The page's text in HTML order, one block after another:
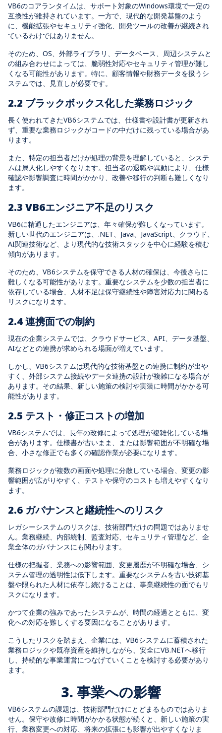
VB6のコアランタイムは、サポート対象のWindows環境で一定の
互換性が維持されています。一方で、現代的な開発基盤のよう
に、機能拡張やセキュリティ強化、開発ツールの改善が継続され
ているわけではありません。
そのため、OS、外部ライブラリ、データベース、周辺システムと
の組み合わせによっては、脆弱性対応やセキュリティ管理が難し
くなる可能性があります。特に、顧客情報や財務データを扱うシ
ステムでは、見直しが必要です。
2.2 ブラックボックス化した業務ロジック
長く使われてきたVB6システムでは、仕様書や設計書が更新され
ず、重要な業務ロジックがコードの中だけに残っている場合があ
ります。
また、特定の担当者だけが処理の背景を理解していると、システ
ムは属人化しやすくなります。担当者の退職や異動により、仕様
確認や影響調査に時間がかかり、改善や移行の判断も難しくなり
ます。
2.3 VB6エンジニア不足のリスク
VB6に精通したエンジニアは、年々確保が難しくなっています。
新しい世代のエンジニアは、.NET、Java、JavaScript、クラウド、
AI関連技術など、より現代的な技術スタックを中心に経験を積む
傾向があります。
そのため、VB6システムを保守できる人材の確保は、今後さらに
難しくなる可能性があります。重要なシステムを少数の担当者に
依存している場合、人材不足は保守継続性や障害対応力に関わる
リスクになります。
2.4 連携面での制約
現在の企業システムでは、クラウドサービス、API、データ基盤、
AIなどとの連携が求められる場面が増えています。
しかし、VB6システムは現代的な技術基盤との連携に制約が出や
すく、外部システム接続やデータ連携の設計が複雑になる場合が
あります。その結果、新しい施策の検討や実装に時間がかかる可
能性があります。
2.5 テスト・修正コストの増加
VB6システムでは、長年の改修によって処理が複雑化している場
合があります。仕様書が古いまま、または影響範囲が不明確な場
合、小さな修正でも多くの確認作業が必要になります。
業務ロジックが複数の画面や処理に分散している場合、変更の影
響範囲が広がりやすく、テストや保守のコストも増えやすくなり
ます。
2.6 ガバナンスと継続性へのリスク
レガシーシステムのリスクは、技術部門だけの問題ではありませ
ん。業務継続、内部統制、監査対応、セキュリティ管理など、企
業全体のガバナンスにも関わります。
仕様の把握者、業務への影響範囲、変更履歴が不明確な場合、シ
ステム管理の透明性は低下します。重要なシステムを古い技術基
盤や限られた人材に依存し続けることは、事業継続性の面でもリ
スクになります。
かつて企業の強みであったシステムが、時間の経過とともに、変
化への対応を難しくする要因になることがあります。
こうしたリスクを踏まえ、企業には、VB6システムに蓄積された
業務ロジックや既存資産を維持しながら、安全にVB.NETへ移行
し、持続的な事業運営につなげていくことを検討する必要があり
ます。
3. 事業への影響
VB6システムの課題は、技術部門だけにとどまるものではありま
せん。保守や改修に時間がかかる状態が続くと、新しい施策の実
行、業務変更への対応、将来の拡張にも影響が出やすくなりま